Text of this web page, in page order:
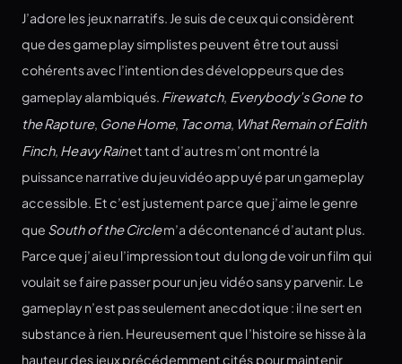
J’adore les jeux narratifs. Je suis de ceux qui considèrent
que des gameplay simplistes peuvent être tout aussi
cohérents avec l’intention des développeurs que des
gameplay alambiqués. Firewatch, Everybody’s Gone to
the Rapture, Gone Home, Tacoma, What Remain of Edith
Finch, Heavy Rainet tant d’autres m’ont montré la
puissance narrative du jeu vidéo appuyé par un gameplay
accessible. Et c’est justement parce que j’aime le genre
que South of the Circlem’a décontenancé d’autant plus.
Parce que j’ai eu l’impression tout du long de voir un film qui
voulait se faire passer pour un jeu vidéo sans y parvenir. Le
gameplay n’est pas seulement anecdotique : il ne sert en
substance à rien. Heureusement que l’histoire se hisse à la
hauteur des jeux précédemment cités pour maintenir